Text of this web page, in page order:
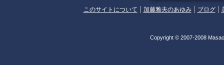
このサイトについて 加藤雅夫のあゆみ ブログ
Copyright © 2007-2008